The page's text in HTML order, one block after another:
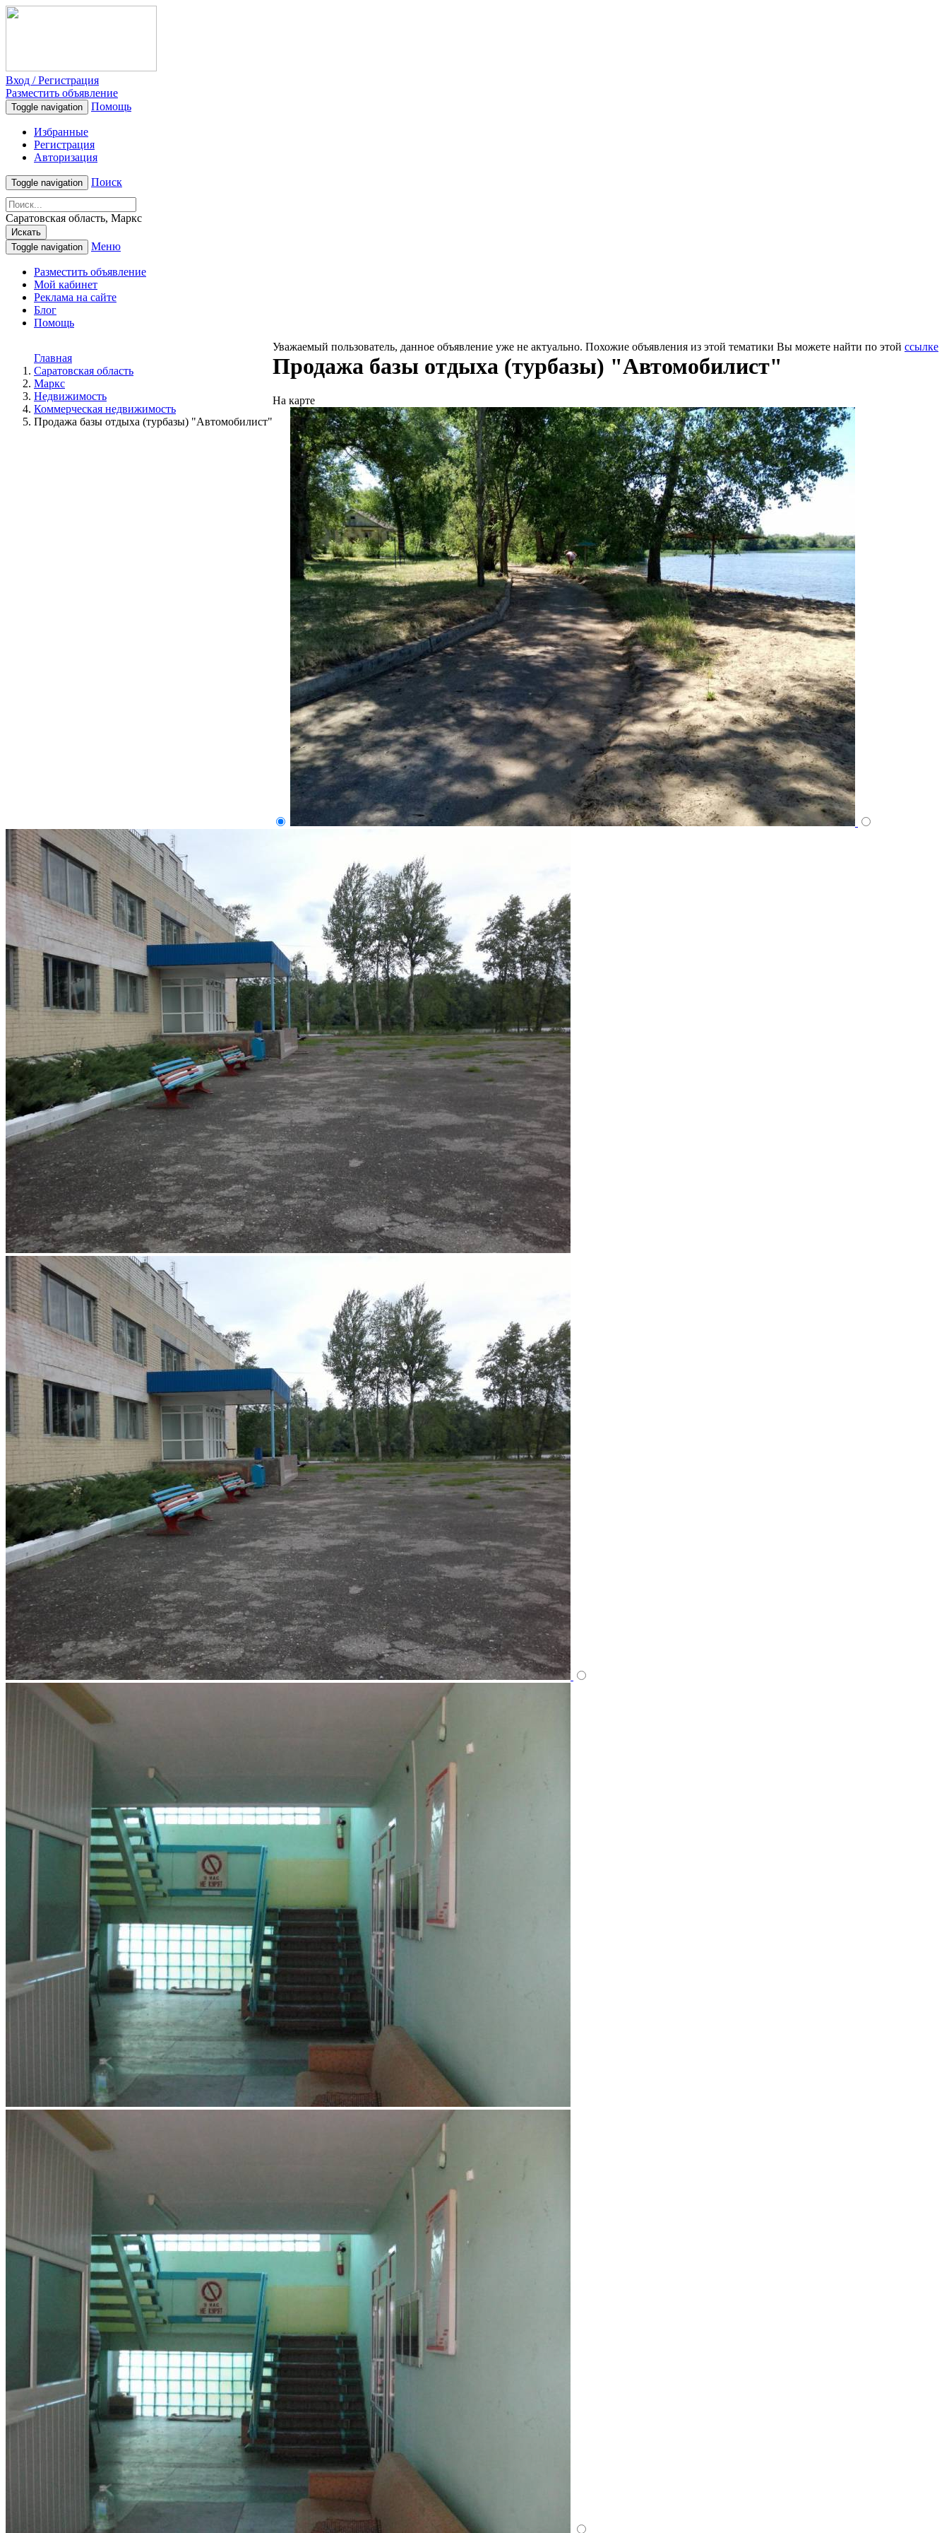
Вход / Регистрация
Разместить объявление
Toggle navigation Помощь
Избранные
Регистрация
Авторизация
Toggle navigation Поиск
Саратовская область, Маркс
Искать
Toggle navigation
Меню
Разместить объявление
Мой кабинет
Реклама на сайте
Блог
Помощь
Главная
Саратовская область
Маркс
Недвижимость
Коммерческая недвижимость
Продажа базы отдыха (турбазы) "Автомобилист"
Уважаемый пользователь, данное объявление уже не актуально. Похожие объявления из этой тематики Вы можете найти по этой ссылке
Продажа базы отдыха (турбазы) "Автомобилист"
На карте